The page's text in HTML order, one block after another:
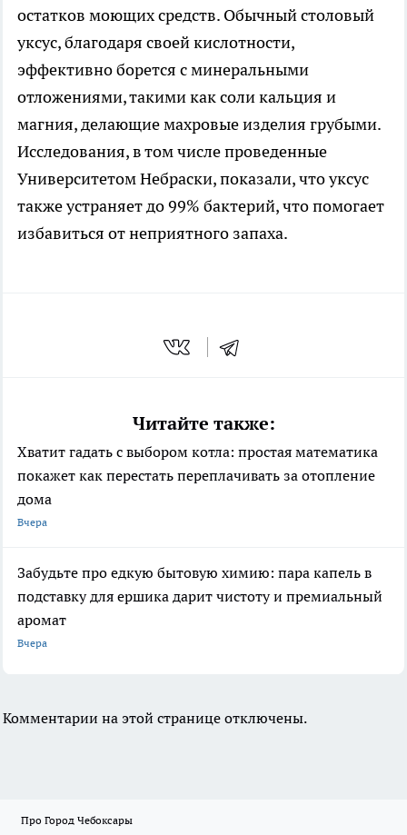
остатков моющих средств. Обычный столовый
уксус, благодаря своей кислотности,
эффективно борется с минеральными
отложениями, такими как соли кальция и
магния, делающие махровые изделия грубыми.
Исследования, в том числе проведенные
Университетом Небраски, показали, что уксус
также устраняет до 99% бактерий, что помогает
избавиться от неприятного запаха.
Читайте также:
Хватит гадать с выбором котла: простая математика
покажет как перестать переплачивать за отопление
дома
Вчера
Забудьте про едкую бытовую химию: пара капель в
подставку для ершика дарит чистоту и премиальный
аромат
Вчера
Комментарии на этой странице отключены.
Про Город Чебоксары